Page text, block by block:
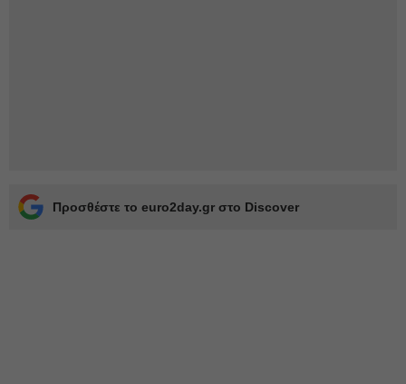
Προσθέστε το euro2day.gr στο Discover